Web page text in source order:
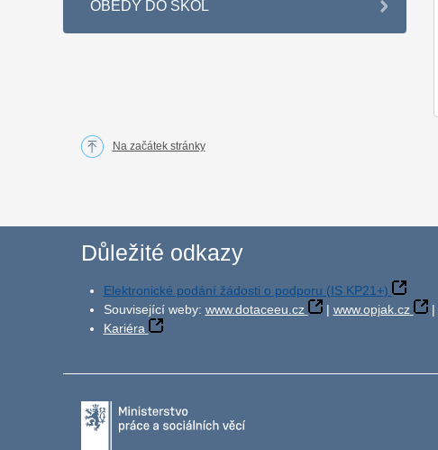
OBĚDY DO ŠKOL
Na začátek stránky
Důležité odkazy
Elektronické podání žádosti o podporu (IS KP21+)
Související weby: www.dotaceeu.cz | www.opjak.cz |
Kariéra